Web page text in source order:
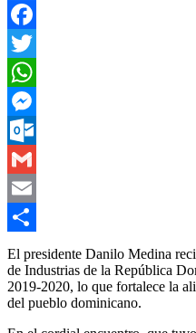
Facebook
Twitter
WhatsApp
Messenger
Outlook.com
Gmail
Email
Compartir
El presidente Danilo Medina
de Industrias de la República
2019-2020, lo que fortalece la
del pueblo dominicano.